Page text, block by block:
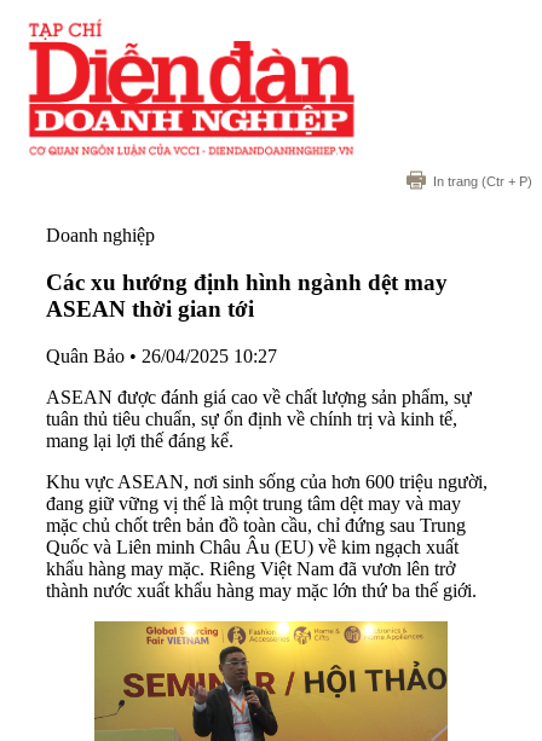
In trang (Ctr + P)
Doanh nghiệp
Các xu hướng định hình ngành dệt may
ASEAN thời gian tới
Quân Bảo • 26/04/2025 10:27
ASEAN được đánh giá cao về chất lượng sản phẩm, sự
tuân thủ tiêu chuẩn, sự ổn định về chính trị và kinh tế,
mang lại lợi thế đáng kể.
Khu vực ASEAN, nơi sinh sống của hơn 600 triệu người,
đang giữ vững vị thế là một trung tâm dệt may và may
mặc chủ chốt trên bản đồ toàn cầu, chỉ đứng sau Trung
Quốc và Liên minh Châu Âu (EU) về kim ngạch xuất
khẩu hàng may mặc. Riêng Việt Nam đã vươn lên trở
thành nước xuất khẩu hàng may mặc lớn thứ ba thế giới.